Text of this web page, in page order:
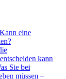
eine
kann
Sie bei
müssen –